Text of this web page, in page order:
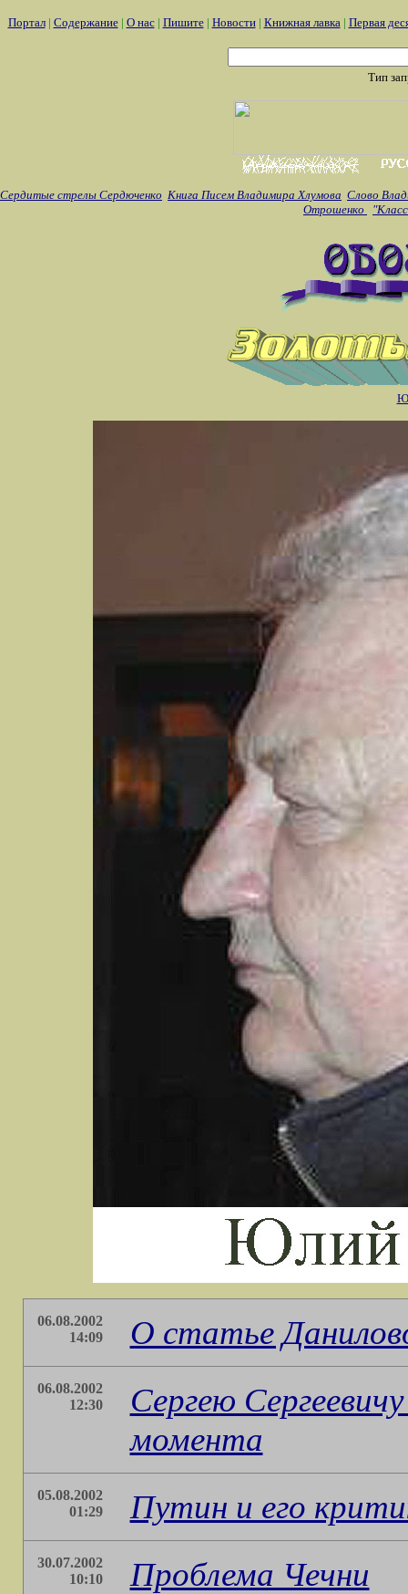
Портал| Содержание| О нас| Пишите| Новости| Книжная лавка| Первая
Тип
Сердитые стрелы Сердюченко Книга Писем Владимира Хлумова Слово
Отрошенко
06.08.2002
14:09
О статье
06.08.2002
12:30
Сергею
момента
05.08.2002
01:29
Путин и его
30.07.2002
10:10
Проблема Чечни